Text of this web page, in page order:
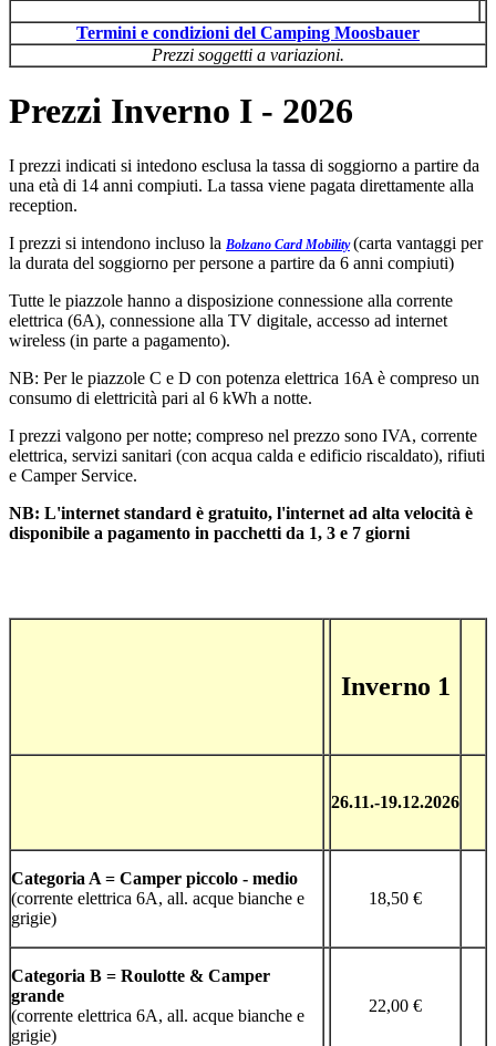
Termini e condizioni del Camping Moosbauer
Prezzi soggetti a variazioni.
Prezzi Inverno I - 2026
I prezzi indicati si intedono esclusa la tassa di soggiorno a partire da
una età di 14 anni compiuti. La tassa viene pagata direttamente alla
reception.
I prezzi si intendono incluso la Bolzano Card Mobility (carta vantaggi per
la durata del soggiorno per persone a partire da 6 anni compiuti)
Tutte le piazzole hanno a disposizione connessione alla corrente
elettrica (6A), connessione alla TV digitale, accesso ad internet
wireless (in parte a pagamento).
NB: Per le piazzole C e D con potenza elettrica 16A è compreso un
consumo di elettricità pari al 6 kWh a notte.
I prezzi valgono per notte; compreso nel prezzo sono IVA, corrente
elettrica, servizi sanitari (con acqua calda e edificio riscaldato), rifiuti
e Camper Service.
NB: L'internet standard è gratuito, l'internet ad alta velocità è
disponibile a pagamento in pacchetti da 1, 3 e 7 giorni
Inverno 1
26.11.-19.12.2026
Categoria A = Camper piccolo - medio
(corrente elettrica 6A, all. acque bianche e
grigie)
18,50 €
Categoria B = Roulotte & Camper
grande
(corrente elettrica 6A, all. acque bianche e
grigie)
22,00 €